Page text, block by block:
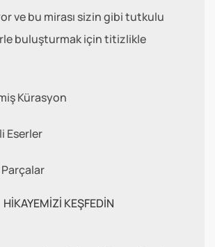
ve bu mirası sizin gibi tutkulu
buluşturmak için titizlikle
Kürasyon
Eserler
Parçalar
HİKAYEMİZİ KEŞFEDİN